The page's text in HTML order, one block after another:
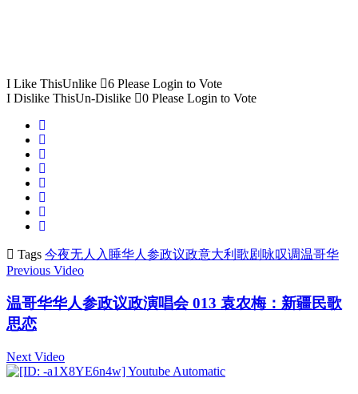
I Like ThisUnlike 6 Please Login to Vote
I Dislike ThisUn-Dislike 0 Please Login to Vote
Tags 今夜无人入睡华人参政议政意大利歌剧咏叹调温哥华
Previous Video
温哥华华人参政议政演唱会 013 袁农梅：新疆民歌
思恋
Next Video